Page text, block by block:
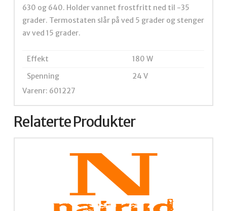
630 og 640. Holder vannet frostfritt ned til -35
grader. Termostaten slår på ved 5 grader og stenger
av ved 15 grader.
Effekt
180 W
Spenning
24 V
Varenr: 601227
Relaterte Produkter